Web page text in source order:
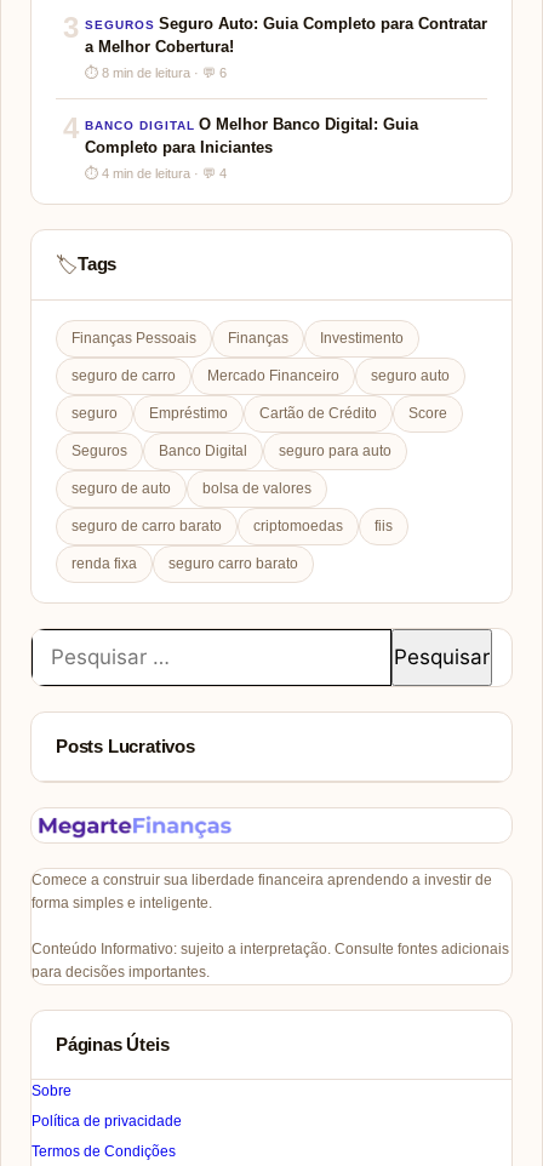
3 SEGUROS Seguro Auto: Guia Completo para Contratar
a Melhor Cobertura!
⏱ 8 min de leitura · 💬 6
4 BANCO DIGITAL O Melhor Banco Digital: Guia
Completo para Iniciantes
⏱ 4 min de leitura · 💬 4
🏷️Tags
Finanças Pessoais Finanças Investimento
seguro de carro Mercado Financeiro seguro auto
seguro Empréstimo Cartão de Crédito Score
Seguros Banco Digital seguro para auto
seguro de auto bolsa de valores
seguro de carro barato criptomoedas fiis
renda fixa seguro carro barato
Pesquisar
por:
Posts Lucrativos
Comece a construir sua liberdade financeira aprendendo a investir de
forma simples e inteligente.
Conteúdo Informativo: sujeito a interpretação. Consulte fontes adicionais
para decisões importantes.
Páginas Úteis
Sobre
Política de privacidade
Termos de Condições